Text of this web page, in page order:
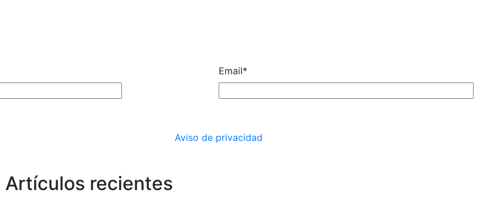
Email*
Aviso de privacidad
Artículos recientes